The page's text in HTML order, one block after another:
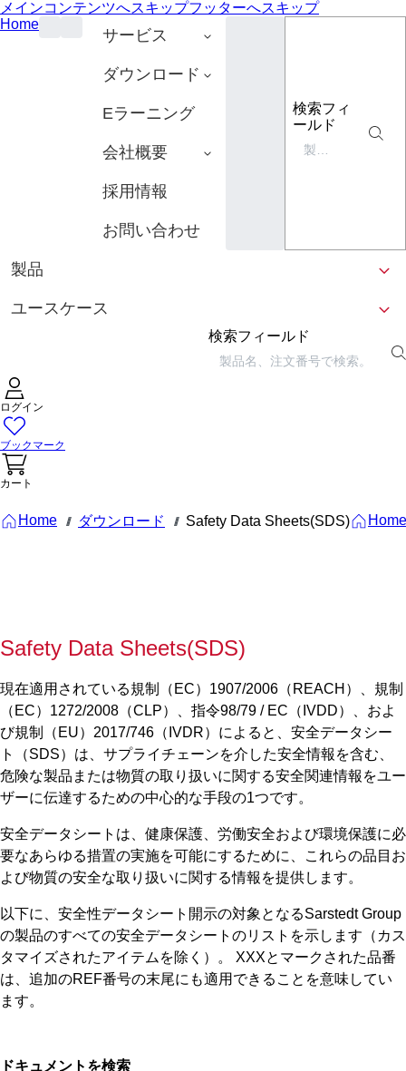
メインコンテンツへスキップフッターへスキップ
Home
サービス
ダウンロード
Eラーニング
会社概要
採用情報
お問い合わせ
検索フィ
ールド
製品
ユースケース
検索フィールド
ログイン
ブックマーク
カート
Home /// ダウンロード /// Safety Data Sheets(SDS) Home
Safety Data Sheets(SDS)
現在適用されている規制（EC）1907/2006（REACH）、規制
（EC）1272/2008（CLP）、指令98/79 / EC（IVDD）、およ
び規制（EU）2017/746（IVDR）によると、安全データシー
ト（SDS）は、サプライチェーンを介した安全情報を含む、
危険な製品または物質の取り扱いに関する安全関連情報をユー
ザーに伝達するための中心的な手段の1つです。
安全データシートは、健康保護、労働安全および環境保護に必
要なあらゆる措置の実施を可能にするために、これらの品目お
よび物質の安全な取り扱いに関する情報を提供します。
以下に、安全性データシート開示の対象となるSarstedt Group
の製品のすべての安全データシートのリストを示します（カス
タマイズされたアイテムを除く）。 XXXとマークされた品番
は、追加のREF番号の末尾にも適用できることを意味してい
ます。
ドキュメントを検索